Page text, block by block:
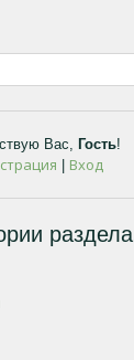
Вас, Гость!
Вход
раздела